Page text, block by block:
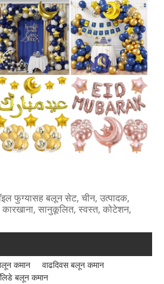
फुग्यासह बलून सेट, चीन, उत्पादक,
कारखाना, सानुकूलित, स्वस्त, कोटेशन,
कमान
वाढदिवस बलून कमान
बलून कमान